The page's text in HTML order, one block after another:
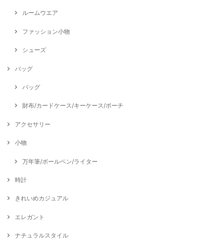
ルームウエア
ファッション小物
シューズ
バッグ
バッグ
財布/カードケース/キーケース/ポーチ
アクセサリー
小物
万年筆/ボールペン/ライター
時計
きれいめカジュアル
エレガント
ナチュラルスタイル